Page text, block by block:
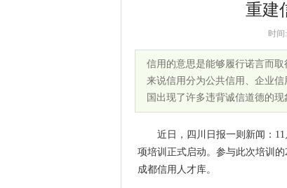
重建
时间:
信用的意思是能够履行诺言而
来说信用分为公共信用、企业
国出现了许多违背诚信道德的
近日，四川日报一则新闻：
项培训正式启动。参与此次培训
成都信用人才库。